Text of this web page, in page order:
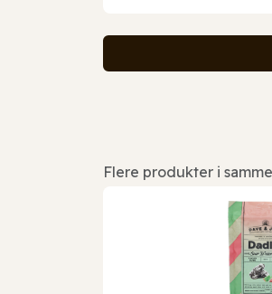
Flere produkter i